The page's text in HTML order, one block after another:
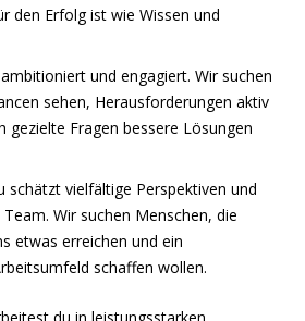
den Erfolg ist wie Wissen und
und engagiert. Wir suchen
sehen, Herausforderungen aktiv
gezielte Fragen bessere Lösungen
schätzt vielfältige Perspektiven und
Wir suchen Menschen, die
etwas erreichen und ein
schaffen wollen.